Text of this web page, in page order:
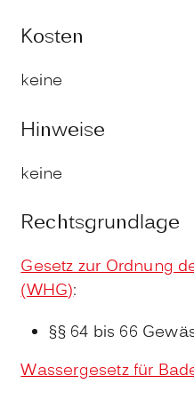
Kosten
keine
Hinweise
keine
Rechtsgrundlage
Gesetz zur Ordnung
(WHG):
§§ 64 bis 66
Wassergesetz für